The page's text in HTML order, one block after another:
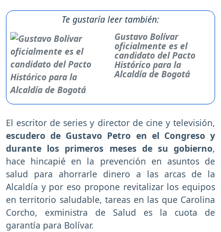
Te gustaría leer también:
Gustavo Bolívar
oficialmente es el
candidato del Pacto
Histórico para la
Alcaldía de Bogotá
El escritor de series y director de cine y televisión,
escudero de Gustavo Petro en el Congreso y
durante los primeros meses de su gobierno,
hace hincapié en la prevención en asuntos de
salud para ahorrarle dinero a las arcas de la
Alcaldía y por eso propone revitalizar los equipos
en territorio saludable, tareas en las que Carolina
Corcho, exministra de Salud es la cuota de
garantía para Bolívar.